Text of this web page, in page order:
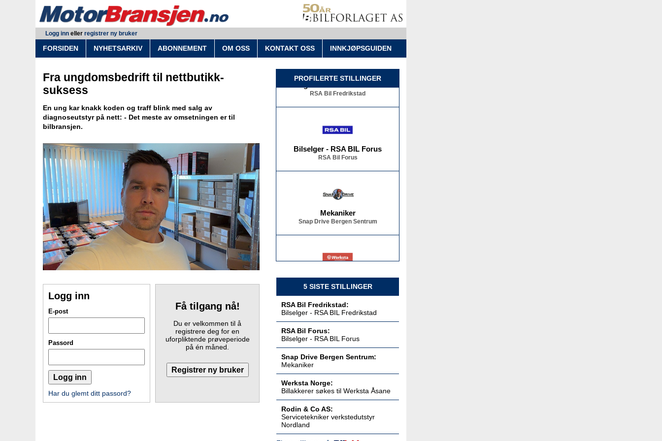
Logg inn eller registrer ny bruker
FORSIDEN NYHETSARKIV ABONNEMENT OM OSS KONTAKT OSS INNKJØPSGUIDEN
Fra ungdomsbedrift til nettbutikk-
suksess
En ung kar knakk koden og traff blink med salg av
diagnoseutstyr på nett: - Det meste av omsetningen er til
bilbransjen.
Logg inn
E-post
Passord
Har du glemt ditt passord?
Få tilgang nå!
Du er velkommen til å
registrere deg for en
uforpliktende prøveperiode
på én måned.
PROFILERTE STILLINGER
Bilselger - RSA BIL Fredrikstad
RSA Bil Fredrikstad
RSA Bil Forus
Snap Drive Bergen Sentrum
Servicetekniker verkstedutstyr
Nordland
Rodin & Co AS
Rodin & Co AS
5 SISTE STILLINGER
RSA Bil Fredrikstad:
Bilselger - RSA BIL Fredrikstad
RSA Bil Forus:
Bilselger - RSA BIL Forus
Snap Drive Bergen Sentrum:
Mekaniker
Werksta Norge:
Billakkerer søkes til Werksta Åsane
Rodin & Co AS:
Servicetekniker verkstedutstyr
Nordland